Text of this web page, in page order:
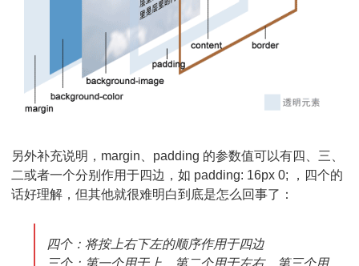
另外补充说明，margin、padding 的参数值可以有四、三、
二或者一个分别作用于四边，如 padding: 16px 0; ，四个的
话好理解，但其他就很难明白到底是怎么回事了：
四个：将按上右下左的顺序作用于四边
三个：第一个用于上，第二个用于左右，第三个用